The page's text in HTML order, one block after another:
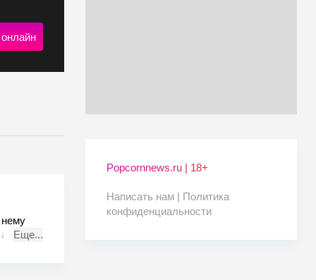
нему
Еще...
Popcornnews.ru | 18+
Написать нам | Политика
конфиденциальности